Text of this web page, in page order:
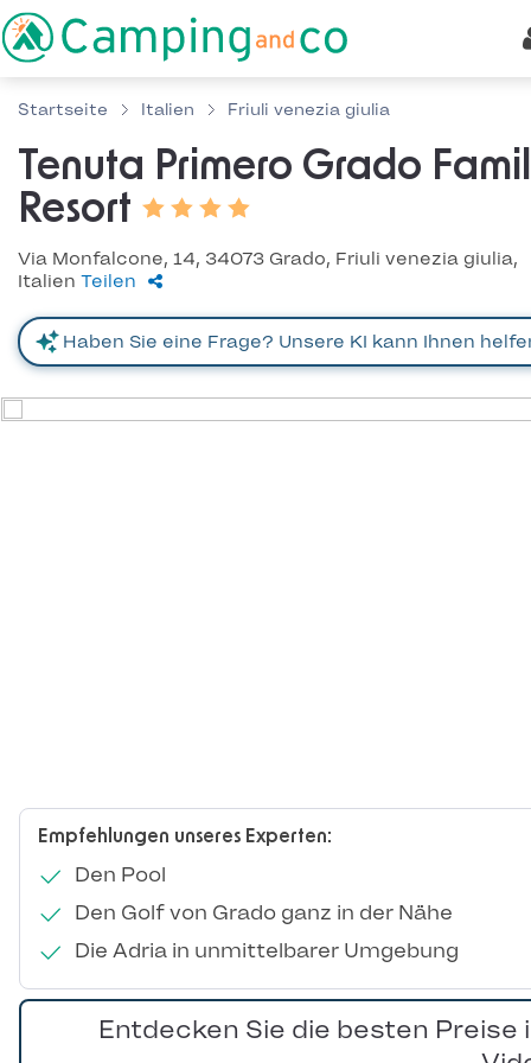
Startseite Italien Friuli venezia giulia
Tenuta Primero Grado
Resort
Via Monfalcone, 14, 34073 Grado, Friuli venezia giulia,
Italien Teilen
Empfehlungen unseres Experten:
Den Pool
Den Golf von Grado ganz in der Nähe
Die Adria in unmittelbarer Umgebung
Entdecken Sie die besten Preise